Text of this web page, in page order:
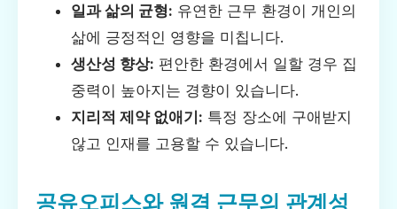
일과 삶의 균형: 유연한 근무 환경이 개인의
삶에 긍정적인 영향을 미칩니다.
생산성 향상: 편안한 환경에서 일할 경우 집
중력이 높아지는 경향이 있습니다.
지리적 제약 없애기: 특정 장소에 구애받지
않고 인재를 고용할 수 있습니다.
공유오피스와 원격 근무의 관계성